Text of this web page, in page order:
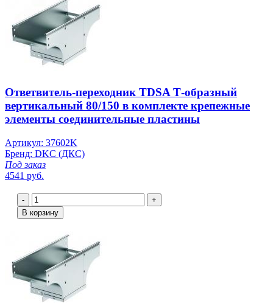
Ответвитель-переходник TDSA Т-образный
вертикальный 80/150 в комплекте крепежные
элементы соединительные пластины
Артикул: 37602K
Бренд: DKC (ДКС)
Под заказ
4541 руб.
-
+
В корзину